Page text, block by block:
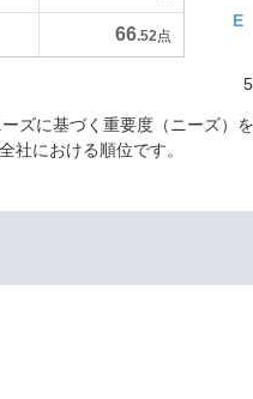
66.52点
E
ズに基づく重要度（ニーズ）
社における順位です。